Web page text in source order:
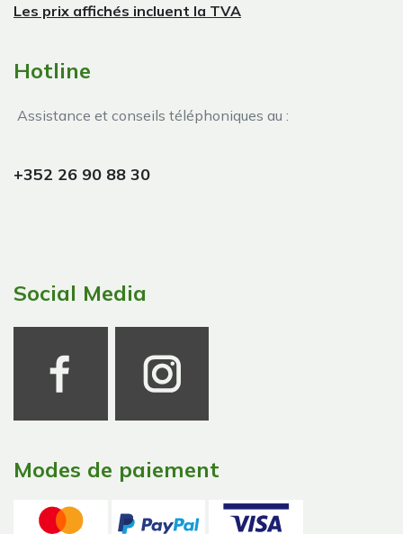
Les prix affichés incluent la TVA
Hotline
Assistance et conseils téléphoniques au :
+352 26 90 88 30
Social Media
Modes de paiement